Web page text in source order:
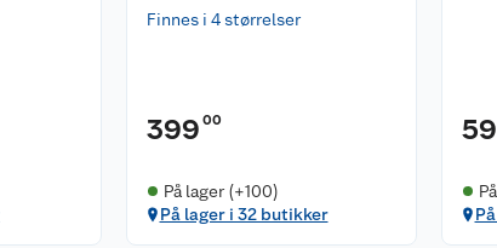
Finnes i 4 størrelser
399 00
På lager (+100)
På lager i 32 butikker
59